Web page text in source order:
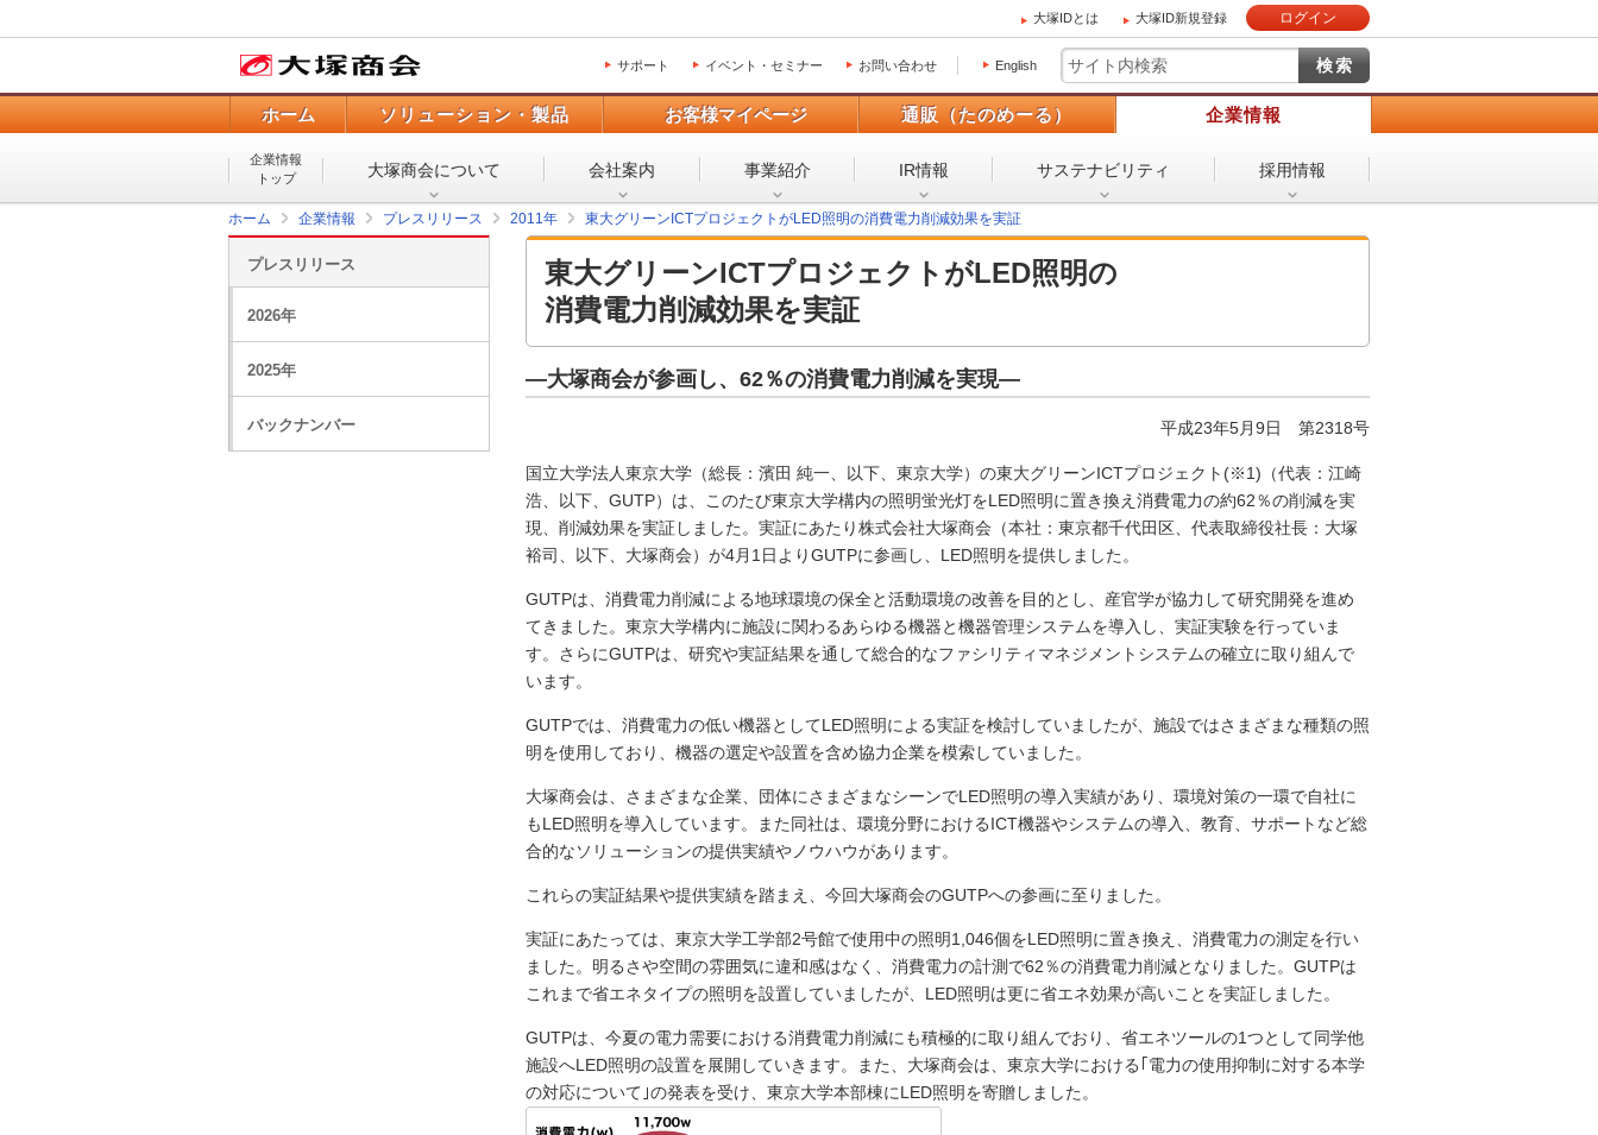
大塚IDとは 大塚ID新規登録 ログイン
サポート イベント・セミナー お問い合わせ English
ホーム ソリューション・製品 お客様マイページ 通販（たのめーる） 企業情報
企業情報
トップ
大塚商会について 会社案内 事業紹介 IR情報 サステナビリティ 採用情報
ホーム 企業情報 プレスリリース 2011年 東大グリーンICTプロジェクトがLED照明の消費電力削減効果を実証
東大グリーンICTプロジェクトがLED照明の
消費電力削減効果を実証
―大塚商会が参画し、62％の消費電力削減を実現―
平成23年5月9日 第2318号
国立大学法人東京大学（総長：濱田 純一、以下、東京大学）の東大グリーンICTプロジェクト(※1)（代表：江崎
浩、以下、GUTP）は、このたび東京大学構内の照明蛍光灯をLED照明に置き換え消費電力の約62％の削減を実
現、削減効果を実証しました。実証にあたり株式会社大塚商会（本社：東京都千代田区、代表取締役社長：大塚
裕司、以下、大塚商会）が4月1日よりGUTPに参画し、LED照明を提供しました。
GUTPは、消費電力削減による地球環境の保全と活動環境の改善を目的とし、産官学が協力して研究開発を進め
てきました。東京大学構内に施設に関わるあらゆる機器と機器管理システムを導入し、実証実験を行っていま
す。さらにGUTPは、研究や実証結果を通して総合的なファシリティマネジメントシステムの確立に取り組んで
います。
GUTPでは、消費電力の低い機器としてLED照明による実証を検討していましたが、施設ではさまざまな種類の照
明を使用しており、機器の選定や設置を含め協力企業を模索していました。
大塚商会は、さまざまな企業、団体にさまざまなシーンでLED照明の導入実績があり、環境対策の一環で自社に
もLED照明を導入しています。また同社は、環境分野におけるICT機器やシステムの導入、教育、サポートなど総
合的なソリューションの提供実績やノウハウがあります。
これらの実証結果や提供実績を踏まえ、今回大塚商会のGUTPへの参画に至りました。
実証にあたっては、東京大学工学部2号館で使用中の照明1,046個をLED照明に置き換え、消費電力の測定を行い
ました。明るさや空間の雰囲気に違和感はなく、消費電力の計測で62％の消費電力削減となりました。GUTPは
これまで省エネタイプの照明を設置していましたが、LED照明は更に省エネ効果が高いことを実証しました。
GUTPは、今夏の電力需要における消費電力削減にも積極的に取り組んでおり、省エネツールの1つとして同学他
施設へLED照明の設置を展開していきます。また、大塚商会は、東京大学における｢電力の使用抑制に対する本学
の対応について｣の発表を受け、東京大学本部棟にLED照明を寄贈しました。
プレスリリース
2026年
2025年
バックナンバー